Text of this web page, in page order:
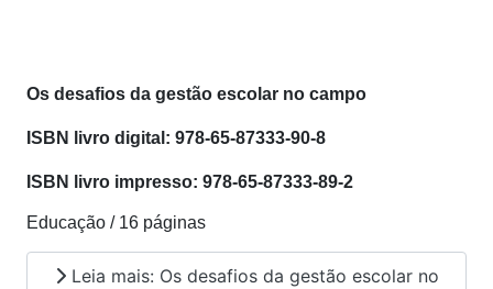
Os desafios da gestão escolar no campo
ISBN livro digital: 978-65-87333-90-8
ISBN livro impresso: 978-65-87333-89-2
Educação / 16 páginas
Leia mais: Os desafios da gestão escolar no